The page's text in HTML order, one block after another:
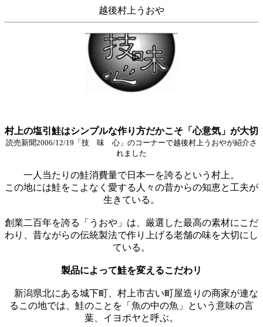
越後村上うおや
村上の塩引鮭はシンプルな作り方だかこそ「心意気」が大切
読売新聞2006/12/19「技 味 心」のコーナーで越後村上うおやが紹介さ
れました
一人当たりの鮭消費量で日本一を誇るという村上。
この地には鮭をこよなく愛する人々の昔からの知恵と工夫が
生きている。
創業二百年を誇る「うおや」は、厳選した最高の素材にこだ
わり、昔ながらの伝統製法で作り上げる老舗の味を大切にし
ている。
製品によって鮭を変えるこだわリ
新潟県北にある城下町、村上市古い町屋造りの商家が連な
るこの地では、鮭のことを「魚の中の魚」という意味の言
葉、イヨポヤと呼ぶ。